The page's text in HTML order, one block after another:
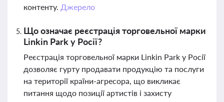
контенту. Джерело
Що означає реєстрація торговельної марки
Linkin Park у Росії?
Реєстрація торговельної марки Linkin Park у Росії
дозволяє гурту продавати продукцію та послуги
на території країни-агресора, що викликає
питання щодо позиції артистів і захисту